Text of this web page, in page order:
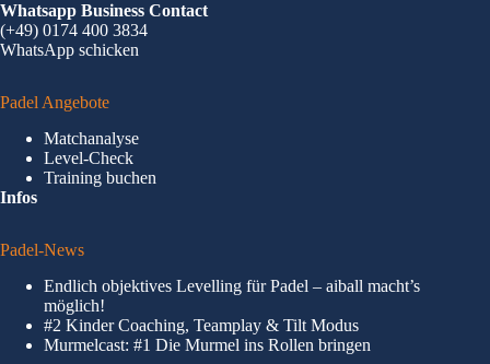
Whatsapp Business Contact
(+49) 0174 400 3834
WhatsApp schicken
Padel Angebote
Matchanalyse
Level-Check
Training buchen
Infos
Padel-News
Endlich objektives Levelling für Padel – aiball macht’s
möglich!
#2 Kinder Coaching, Teamplay & Tilt Modus
Murmelcast: #1 Die Murmel ins Rollen bringen